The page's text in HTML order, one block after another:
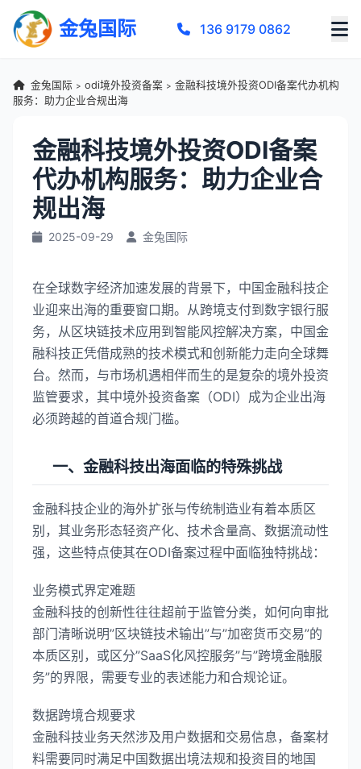
金兔国际 136 9179 0862
金兔国际 > odi境外投资备案 > 金融科技境外投资ODI备案代办机构
服务：助力企业合规出海
金融科技境外投资ODI备案
代办机构服务：助力企业合
规出海
2025-09-29 金兔国际
在全球数字经济加速发展的背景下，中国金融科技企
业迎来出海的重要窗口期。从跨境支付到数字银行服
务，从区块链技术应用到智能风控解决方案，中国金
融科技正凭借成熟的技术模式和创新能力走向全球舞
台。然而，与市场机遇相伴而生的是复杂的境外投资
监管要求，其中境外投资备案（ODI）成为企业出海
必须跨越的首道合规门槛。
一、金融科技出海面临的特殊挑战
金融科技企业的海外扩张与传统制造业有着本质区
别，其业务形态轻资产化、技术含量高、数据流动性
强，这些特点使其在ODI备案过程中面临独特挑战：
业务模式界定难题
金融科技的创新性往往超前于监管分类，如何向审批
部门清晰说明”区块链技术输出”与”加密货币交易”的
本质区别，或区分”SaaS化风控服务”与”跨境金融服
务”的界限，需要专业的表述能力和合规论证。
数据跨境合规要求
金融科技业务天然涉及用户数据和交易信息，备案材
料需要同时满足中国数据出境法规和投资目的地国